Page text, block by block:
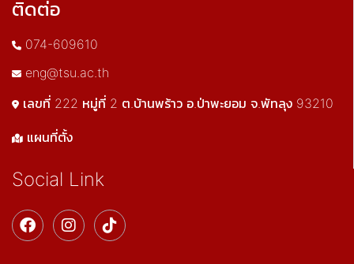
ติดต่อ
074-609610
eng@tsu.ac.th
เลขที่ 222 หมู่ที่ 2 ต.บ้านพร้าว อ.ป่าพะยอม จ.พัทลุง 93210
แผนที่ตั้ง
Social Link